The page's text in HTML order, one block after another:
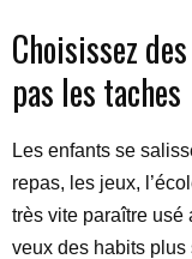
Choisissez
pas les taches
Les enfants se
repas, les jeux,
très vite paraître usé
veux des habits